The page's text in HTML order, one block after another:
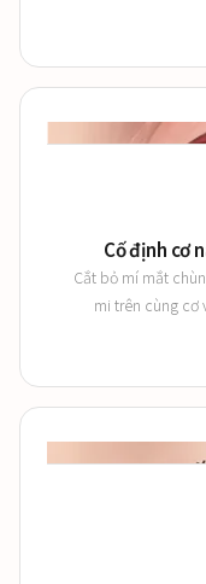
Cố định cơ
Cắt bỏ mí mắt
mi trên cùng cơ